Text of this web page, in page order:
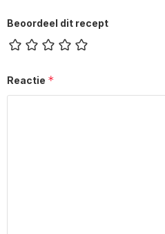
Beoordeel dit recept
Reactie *